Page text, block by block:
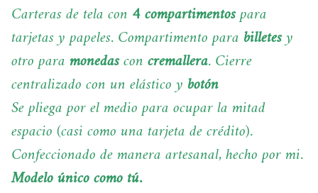
Carteras de tela con 4 compartimentospara
tarjetas y papeles. Compartimento para billetesy
otro paramonedasconcremallera. Cierre
centralizado con un elástico y botón
Se pliega por el medio para ocupar la mitad
espacio (casi como una tarjeta de crédito).
Confeccionado de manera artesanal, hecho por mi.
Modelo único como tú.